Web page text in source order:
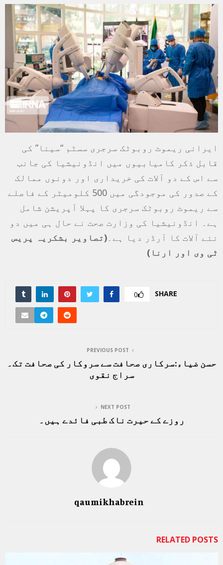
ایرانی ریموٹ روبوٹک سرجری سسٹم “سینا” کی
قابل ذکر کامیابیوں میں انڈونیشیا کی جانب
سے اس کے دو آلات کی خریداری اور دونوں ممالک
کے صدور کی موجودگی میں 500 کلومیٹر کے فاصلے
سے ریموٹ روبوٹک سرجری کا پہلا آپریشن شامل
ہے۔ انڈونیشیا کی وزارت صحت نے حال ہی میں دو
نئے آلات کا آرڈر دیا ہے۔(تصاویر بشکریہ پریس
ٹی وی اور ارنا)
SHARE
0
PREVIOUS POST
حسن ضیاء:سرکاری صحافت سے سروکار کی صحافت تک۔
سراج نقوی
NEXT POST
روزے کے حیرت ناک طبی فائدے ہیں۔
qaumikhabrein
RELATED POSTS